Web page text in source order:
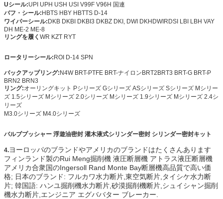
Uシール:UPI UPH USH USI V99F V96H 国連
バフ・シール:HBTS HBY HBTTS D-14
ワイパーシール:DKB DKBI DKBI3 DKBZ DKI, DWI DKHDWIRDSI LBI LBH VAY
DH ME-2 ME-8
リングを履く WR KZT RYT
ロータリーシール:ROI D-14 SPN
バックアップリング:N4W BRT-PTFE BRT-ナイロンBRT2BRT3 BRT-G BRT-P
BRN2 BRN3
リング:オーリングキット Pシリーズ Gシリーズ ASシリーズ Sシリーズ Mシリー
ズ 1.5シリーズ Mシリーズ 2.0シリーズ Mシリーズ 1.9シリーズ Mシリーズ 2.4シ
リーズ
M3.0シリーズ M4.0シリーズ
バルブプッシャー 浮遊油密封 灌木液式シリンダー密封 シリンダー密封キット
4.ヨーロッパのブランドやアメリカのブランドはたくさんあります
フィンランド製のRui Meng掘削機 液圧断層機 アトラス液圧断層機
アメリカ合衆国のIngersoll Rand Monte Bay断層機高品質で高い価
格; 日本のブランド: フルカワ水力断片,東空気断片,タイシケ水力断
片; 韓国語: ハンユ掘削機水力断片,砂漠掘削機断片,シュイシャン掘削
機水力断片,エンジニア エグババター ブレーカー.